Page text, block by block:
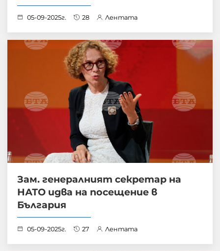
05-09-2025г. 28 Лентата
Зам. генералният секретар на
НАТО идва на посещение в
България
05-09-2025г. 27 Лентата